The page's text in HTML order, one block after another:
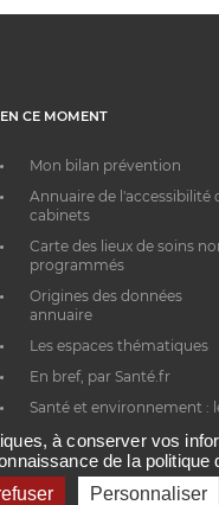
EN CE MOMENT
Mon bilan prévention
Annuaire de l'accessibilité
cabinets
Carte des lieux de soins
programmés
Origines des données
annuaire
Les espaces thématiques
En bref, par Santé.fr
Santé et environnement :
à conserver vos
de la politique
Personnaliser